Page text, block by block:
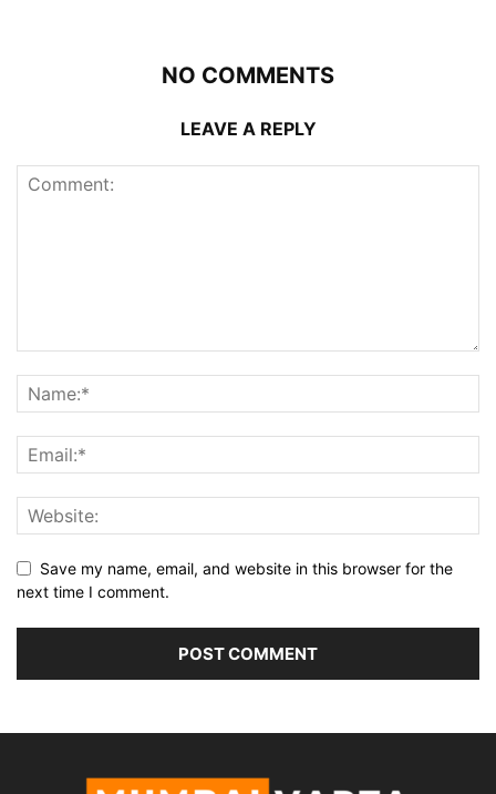
NO COMMENTS
LEAVE A REPLY
Save my name, email, and website in this browser for the
next time I comment.